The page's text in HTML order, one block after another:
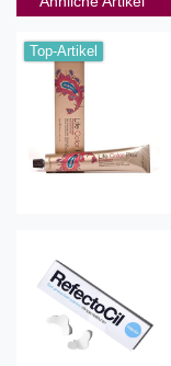
Top-Artikel